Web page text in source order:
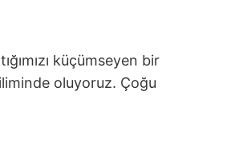
küçümseyen bir
oluyoruz. Çoğu